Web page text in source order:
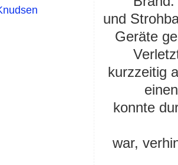
und
Geräte
kurzzeitig
konnte
war,